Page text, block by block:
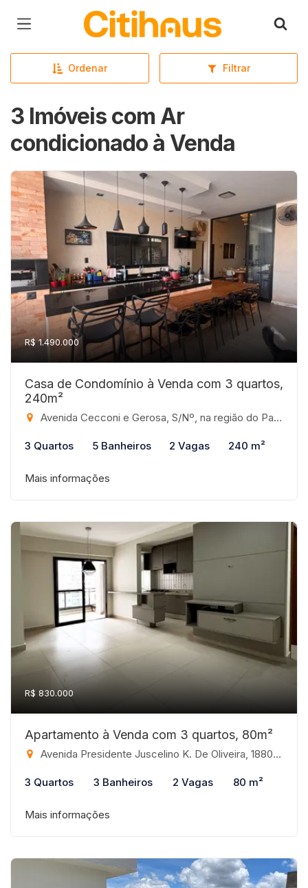
Página inicial
Ordenar Filtrar
3 Imóveis com Ar
condicionado à Venda
R$ 1.490.000
Casa de Condomínio à Venda com 3 quartos,
240m²
Avenida Cecconi e Gerosa, S/Nº, na região do Parque Dama/Represa Municipal, São José do Rio Preto - SP, CEP: 15062-220, 980 - Condomínio Recanto do Lago, São José do Rio Preto-SP
3 Quartos 5 Banheiros 2 Vagas 240 m²
Mais informações
R$ 830.000
Apartamento à Venda com 3 quartos, 80m²
Avenida Presidente Juscelino K. De Oliveira, 1880 - Jardim Tarraf II, São José do Rio Preto-SP
3 Quartos 3 Banheiros 2 Vagas 80 m²
Mais informações